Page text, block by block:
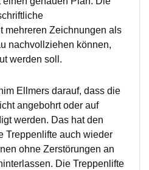
mehreren Zeichnungen als
nachvollziehen können,
werden soll.
Ellmers darauf, dass die
angebohrt oder auf
werden. Das hat den
Treppenlifte auch wieder
ohne Zerstörungen an
Die Treppenlifte